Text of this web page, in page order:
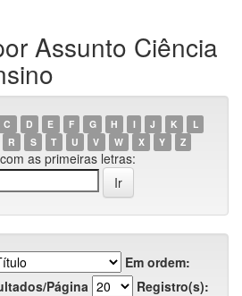
Assunto Ciência
C D E F G H I J K
L
R S T U V W X Y Z
as primeiras letras:
Em ordem:
Página
Registro(s):